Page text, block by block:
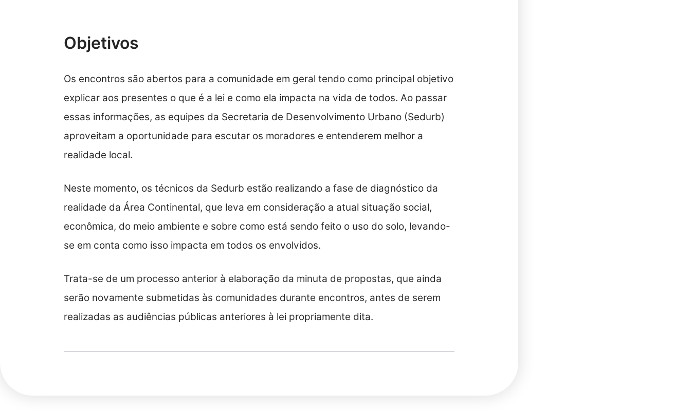
Objetivos
Os encontros são abertos para a comunidade em geral tendo como principal objetivo
explicar aos presentes o que é a lei e como ela impacta na vida de todos. Ao passar
essas informações, as equipes da Secretaria de Desenvolvimento Urbano (Sedurb)
aproveitam a oportunidade para escutar os moradores e entenderem melhor a
realidade local.
Neste momento, os técnicos da Sedurb estão realizando a fase de diagnóstico da
realidade da Área Continental, que leva em consideração a atual situação social,
econômica, do meio ambiente e sobre como está sendo feito o uso do solo, levando-
se em conta como isso impacta em todos os envolvidos.
Trata-se de um processo anterior à elaboração da minuta de propostas, que ainda
serão novamente submetidas às comunidades durante encontros, antes de serem
realizadas as audiências públicas anteriores à lei propriamente dita.